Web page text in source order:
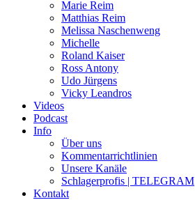
Marie Reim
Matthias Reim
Melissa Naschenweng
Michelle
Roland Kaiser
Ross Antony
Udo Jürgens
Vicky Leandros
Videos
Podcast
Info
Über uns
Kommentarrichtlinien
Unsere Kanäle
Schlagerprofis | TELEGRAM
Kontakt